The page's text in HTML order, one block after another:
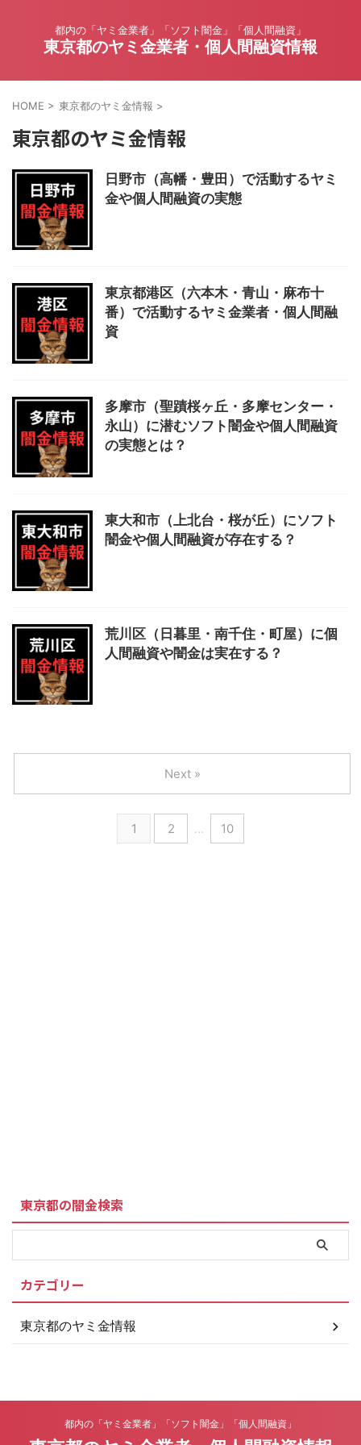
都内の「ヤミ金業者」「ソフト闇金」「個人間融資」
東京都のヤミ金業者・個人間融資情報
HOME > 東京都のヤミ金情報 >
東京都のヤミ金情報
日野市（高幡・豊田）で活動するヤミ
金や個人間融資の実態
東京都港区（六本木・青山・麻布十
番）で活動するヤミ金業者・個人間融
資
多摩市（聖蹟桜ヶ丘・多摩センター・
永山）に潜むソフト闇金や個人間融資
の実態とは？
東大和市（上北台・桜が丘）にソフト
闇金や個人間融資が存在する？
荒川区（日暮里・南千住・町屋）に個
人間融資や闇金は実在する？
1 2 … 10
Next »
東京都の闇金検索
カテゴリー
東京都のヤミ金情報
都内の「ヤミ金業者」「ソフト闇金」「個人間融資」